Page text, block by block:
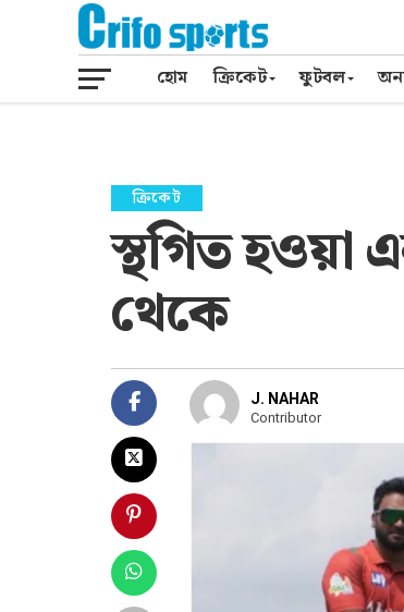
হোম ক্রিকেট ফুটবল
ক্রিকেট
স্থগিত হওয়া
থেকে
J. NAHAR
Contributor